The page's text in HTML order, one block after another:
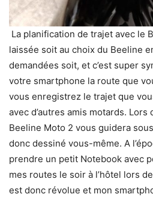
La planification de trajet avec le
laissée soit au choix du Beeline
demandées soit, et c’est super
votre smartphone la route que
vous enregistrez le trajet que
avec d’autres amis motards.
Beeline Moto 2 vous guidera
donc dessiné vous-même. A
prendre un petit Notebook avec
mes routes le soir à l’hôtel lors
est donc révolue et mon